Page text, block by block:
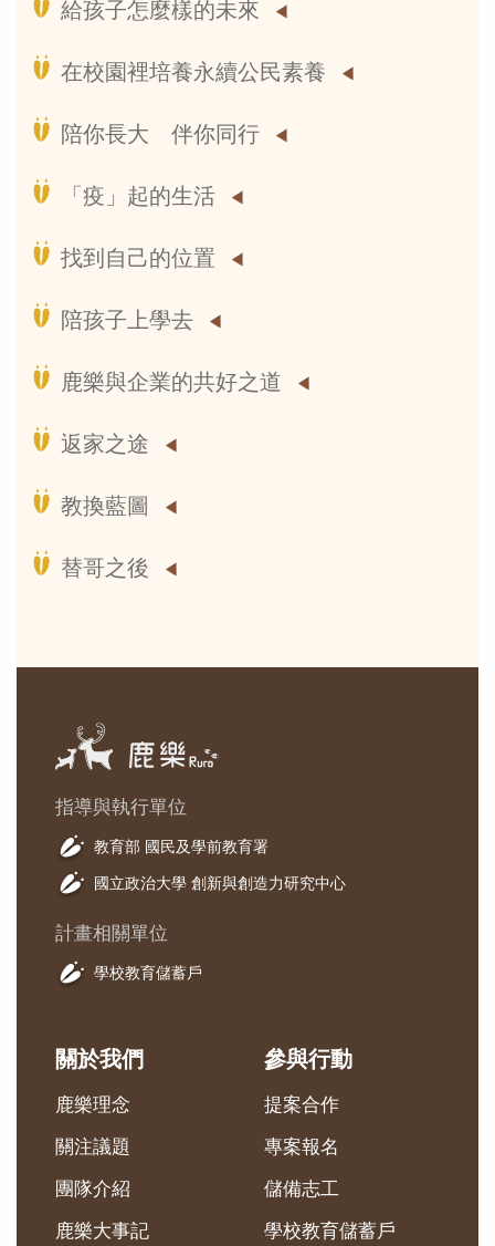
給孩子怎麼樣的未來
在校園裡培養永續公民素養
陪你長大 伴你同行
「疫」起的生活
找到自己的位置
陪孩子上學去
鹿樂與企業的共好之道
返家之途
教換藍圖
替哥之後
指導與執行單位
教育部 國民及學前教育署
國立政治大學 創新與創造力研究中心
計畫相關單位
學校教育儲蓄戶
關於我們
鹿樂理念
關注議題
團隊介紹
鹿樂大事記
參與行動
提案合作
專案報名
儲備志工
學校教育儲蓄戶